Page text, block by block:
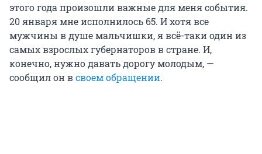
этого года произошли важные для меня события.
20 января мне исполнилось 65. И хотя все
мужчины в душе мальчишки, я всё-таки один из
самых взрослых губернаторов в стране. И,
конечно, нужно давать дорогу молодым, —
сообщил он всвоем обращении.